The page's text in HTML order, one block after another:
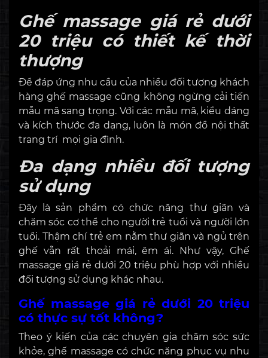
Ghế massage giá rẻ dưới
20 triệu có thiết kế thời
thượng
Để đáp ứng nhu cầu của nhiều đối tượng khách
hàng ghế massage cũng không ngừng cải tiến
mẫu mã sang trọng. Với các mẫu mã, kiểu dáng
và kích thước đa dạng, luôn là món đồ nội thất
trang trí mọi gia đình.
Đa dạng nhiều đối tượng
sử dụng
Đây là sản phẩm có chức năng thư giãn và
chăm sóc cơ thể cho người trẻ tuổi và người lớn
tuổi. Thậm chí trẻ em nằm thư giãn và ngủ trên
ghế vẫn rất thoải mái, êm ái. Như vậy, Ghế
massage giá rẻ dưới 20 triệu phù hợp với nhiều
đối tượng sử dụng khác nhau.
Ghế massage giá rẻ dưới 20 triệu
có thực sự tốt không?
Theo ý kiến của các chuyên gia chăm sóc sức
khỏe, ghế massage có chức năng phục vụ nhu